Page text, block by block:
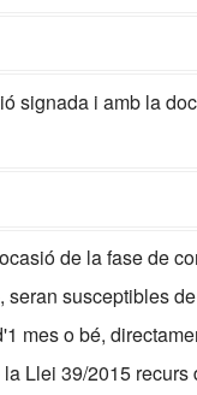
signada i amb la
de la fase de
susceptibles
mes o bé,
Llei 39/2015